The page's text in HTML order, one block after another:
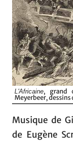
L'Africaine, grand
Meyerbeer, dessins
Musique de
de Eugène